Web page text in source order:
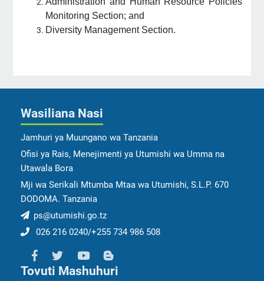
Monitoring Section; and
Diversity Management Section.
Wasiliana Nasi
Jamhuri ya Muungano wa Tanzania
Ofisi ya Rais, Menejimenti ya Utumishi wa Umma na
Utawala Bora
Mji wa Serikali Mtumba Mtaa wa Utumishi, S.L.P. 670
DODOMA. Tanzania
ps@utumishi.go.tz
026 216 0240/+255 734 986 508
Tovuti Mashuhuri